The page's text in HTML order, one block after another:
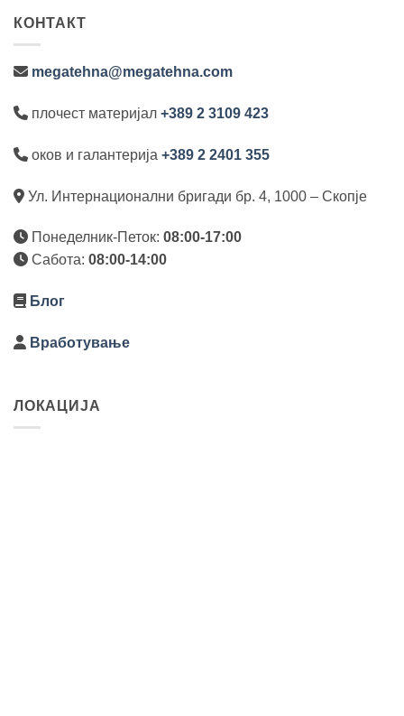
КОНТАКТ
megatehna@megatehna.com
плочест материјал +389 2 3109 423
оков и галантерија +389 2 2401 355
Ул. Интернационални бригади бр. 4, 1000 – Скопје
Понеделник-Петок: 08:00-17:00
Сабота: 08:00-14:00
Блог
Вработување
ЛОКАЦИЈА